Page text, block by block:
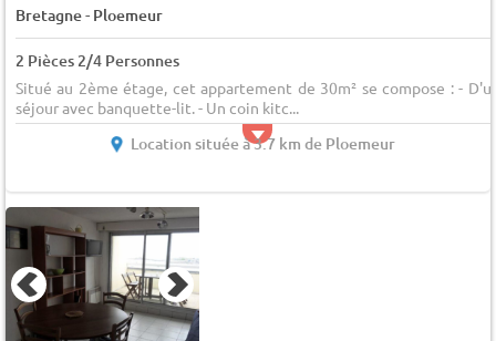
Bretagne- Ploemeur
2 Pièces 2/4 Personnes
Situé au 2ème étage, cet appartement de 30m² se compose : -
séjour avec banquette-lit. - Un coin kitc...
Location située à 3.7 km de Ploemeur